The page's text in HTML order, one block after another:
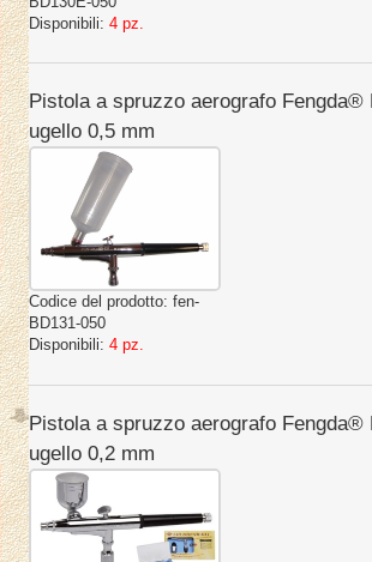
Disponibili: 4 pz.
Pistola a spruzzo aerografo Fengda®
ugello 0,5 mm
Codice del prodotto: fen-
BD131-050
Disponibili: 4 pz.
Pistola a spruzzo aerografo Fengda®
ugello 0,2 mm